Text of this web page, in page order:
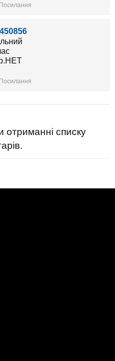
Посилання
Посилання
отриманні списку